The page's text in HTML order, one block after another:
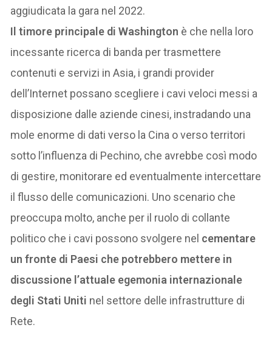
aggiudicata la gara nel 2022.
Il timore principale di Washington è che nella loro
incessante ricerca di banda per trasmettere
contenuti e servizi in Asia, i grandi provider
dell’Internet possano scegliere i cavi veloci messi a
disposizione dalle aziende cinesi, instradando una
mole enorme di dati verso la Cina o verso territori
sotto l’influenza di Pechino, che avrebbe così modo
di gestire, monitorare ed eventualmente intercettare
il flusso delle comunicazioni. Uno scenario che
preoccupa molto, anche per il ruolo di collante
politico che i cavi possono svolgere nel cementare
un fronte di Paesi che potrebbero mettere in
discussione l’attuale egemonia internazionale
degli Stati Uniti nel settore delle infrastrutture di
Rete.